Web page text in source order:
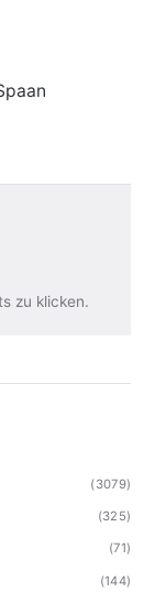
zu klicken.
(3079)
(325)
(71)
(144)